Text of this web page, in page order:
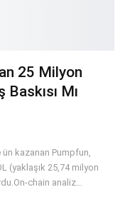
25 Milyon
Mı
kazanan Pumpfun,
(yaklaşık 25,74 milyon
chain analiz…